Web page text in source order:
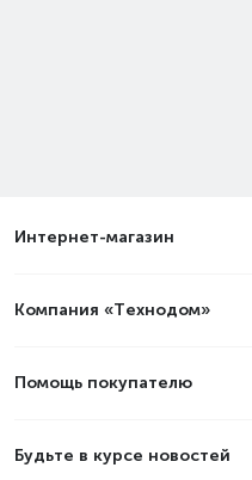
Интернет-магазин
Компания «Технодом»
Помощь покупателю
Будьте в курсе новостей